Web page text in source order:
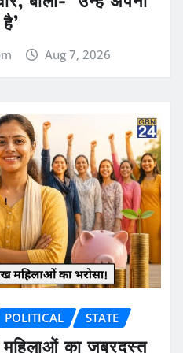
Aug 7, 2026
POLITICAL STATE
महिलाओं का जबरदस्त